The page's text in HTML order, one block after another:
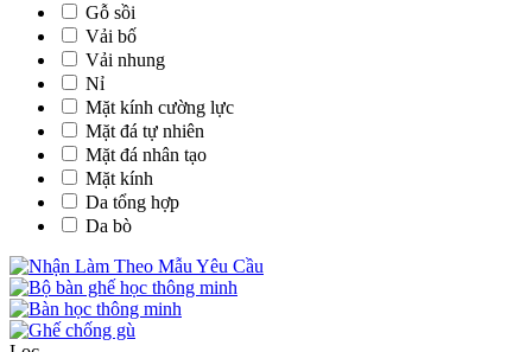
Gỗ sồi
Vải bố
Vải nhung
Nỉ
Mặt kính cường lực
Mặt đá tự nhiên
Mặt đá nhân tạo
Mặt kính
Da tổng hợp
Da bò